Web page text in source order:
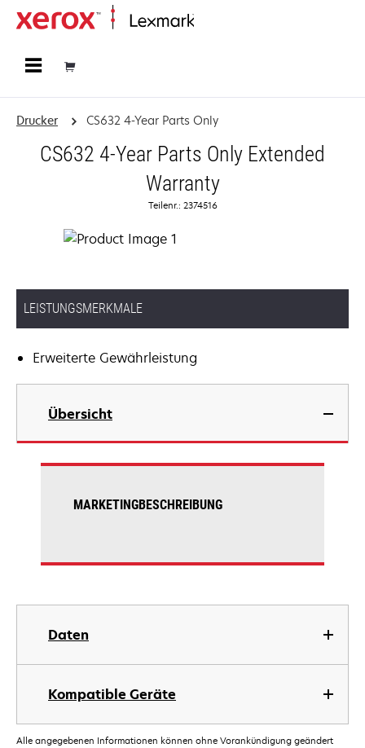
Drucker CS632 4-Year Parts Only
CS632 4-Year Parts Only Extended
Warranty
Teilenr.: 2374516
LEISTUNGSMERKMALE
Erweiterte Gewährleistung
Übersicht
Daten
Kompatible Geräte
MARKETINGBESCHREIBUNG
Alle angegebenen Informationen können ohne Vorankündigung geändert